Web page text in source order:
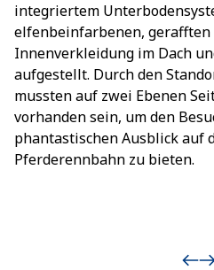
integriertem
elfenbeinfarbenen, gerafften
Innenverkleidung im Dach
aufgestellt. Durch den
mussten auf zwei Ebenen
vorhanden sein, um den
phantastischen Ausblick auf
Pferderennbahn zu bieten.